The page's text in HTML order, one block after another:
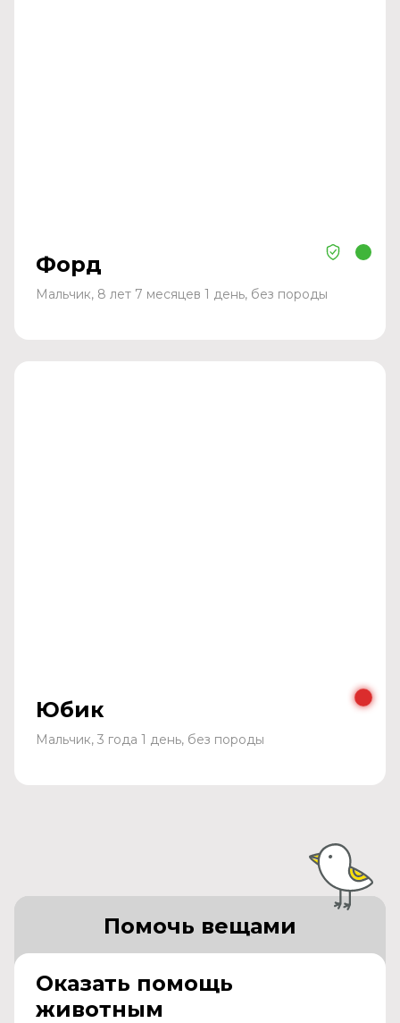
Форд
Мальчик, 8 лет 7 месяцев 1 день, без породы
Юбик
Мальчик, 3 года 1 день, без породы
Оказать помощь
животным
Помочь вещами